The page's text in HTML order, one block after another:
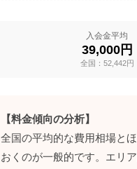
入会金平均
39,000円
全国：52,442円
【料金傾向の分析】
全国の平均的な費用相場と
おくのが一般的です。エリ